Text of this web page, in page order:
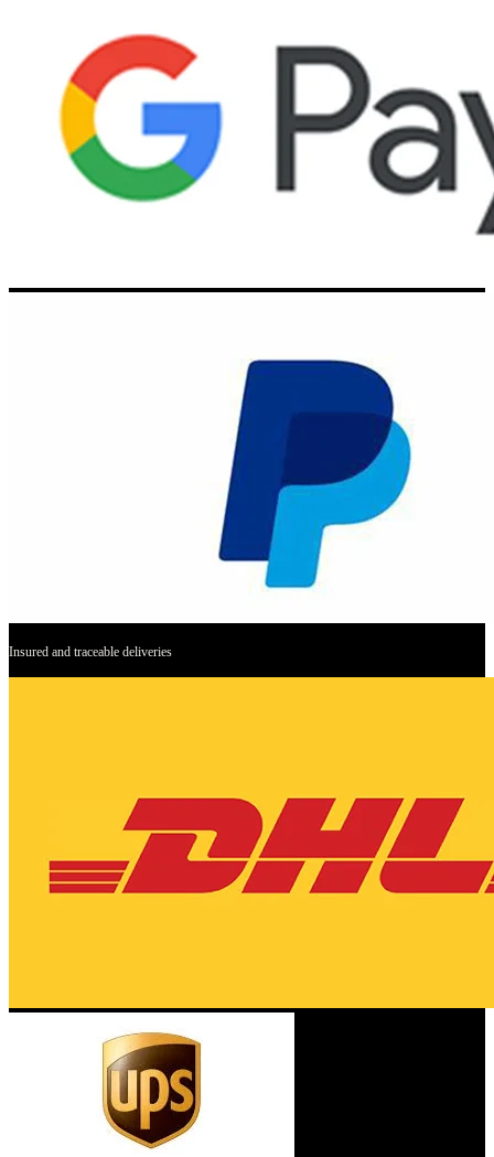
Insured and traceable deliveries